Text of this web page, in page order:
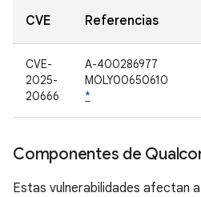
CVE Referencias
CVE-
2025-
20666
A-400286977
MOLY00650610
*
Componentes de
Estas vulnerabilidades afectan